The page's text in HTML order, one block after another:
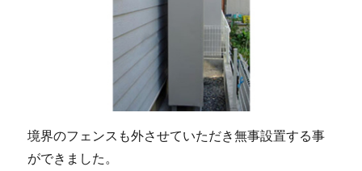
境界のフェンスも外させていただき無事設置する事
ができました。